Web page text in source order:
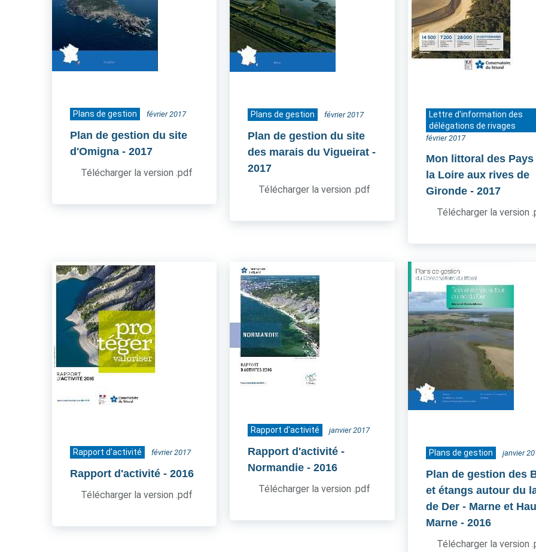
Plans de gestion février 2017
Plan de gestion du site
d'Omigna - 2017
Télécharger la version .pdf
Plans de gestion février 2017
Plan de gestion du site
des marais du Vigueirat -
2017
Télécharger la version .pdf
Lettre d'information des
délégations de rivages
février 2017
Mon littoral des Pays
la Loire aux rives de
Gironde - 2017
Télécharger la version
Rapport d'activité février 2017
Rapport d'activité - 2016
Télécharger la version .pdf
Rapport d'activité janvier 2017
Rapport d'activité -
Normandie - 2016
Télécharger la version .pdf
Plans de gestion janvier
Plan de gestion des
et étangs autour du
de Der - Marne et
Marne - 2016
Télécharger la version